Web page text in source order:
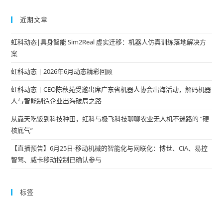
近期文章
虹科动态|具身智能 Sim2Real 虚实迁移：机器人仿真训练落地解决方
案
虹科动态 | 2026年6月动态精彩回顾
虹科动态 | CEO陈秋苑受邀出席广东省机器人协会出海活动，解码机器
人与智能制造企业出海破局之路
从靠天吃饭到科技种田，虹科与极飞科技聊聊农业无人机不迷路的 “硬
核底气”
【直播预告】6月25日-移动机械的智能化与网联化：博世、CiA、易控
智驾、威卡移动控制已确认参与
标签